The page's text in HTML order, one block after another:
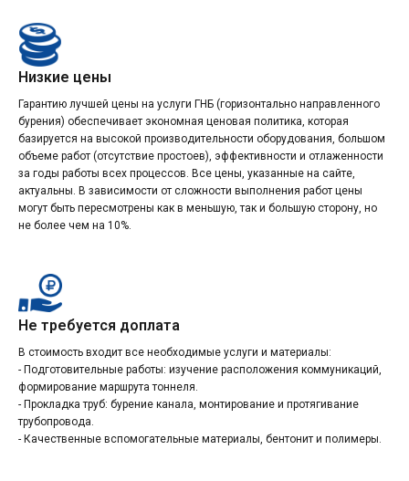
Низкие цены
Гарантию лучшей цены на услуги ГНБ (горизонтально направленного
бурения) обеспечивает экономная ценовая политика, которая
базируется на высокой производительности оборудования, большом
объеме работ (отсутствие простоев), эффективности и отлаженности
за годы работы всех процессов. Все цены, указанные на сайте,
актуальны. В зависимости от сложности выполнения работ цены
могут быть пересмотрены как в меньшую, так и большую сторону, но
не более чем на 10%.
Не требуется доплата
В стоимость входит все необходимые услуги и материалы:
- Подготовительные работы: изучение расположения коммуникаций,
формирование маршрута тоннеля.
- Прокладка труб: бурение канала, монтирование и протягивание
трубопровода.
- Качественные вспомогательные материалы, бентонит и полимеры.